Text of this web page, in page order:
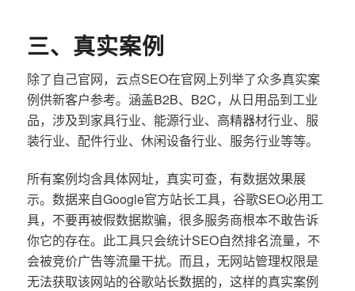
三、真实案例
除了自己官网，云点SEO在官网上列举了众多真实案
例供新客户参考。涵盖B2B、B2C，从日用品到工业
品，涉及到家具行业、能源行业、高精器材行业、服
装行业、配件行业、休闲设备行业、服务行业等等。
所有案例均含具体网址，真实可查，有数据效果展
示。数据来自Google官方站长工具，谷歌SEO必用工
具，不要再被假数据欺骗，很多服务商根本不敢告诉
你它的存在。此工具只会统计SEO自然排名流量，不
会被竞价广告等流量干扰。而且，无网站管理权限是
无法获取该网站的谷歌站长数据的，这样的真实案例